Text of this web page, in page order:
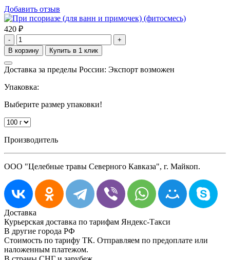
Добавить отзыв
420 ₽
- +
Доставка за пределы России: Экспорт возможен
Упаковка:
Выберите размер упаковки!
Производитель
ООО "Целебные травы Северного Кавказа", г. Майкоп.
Доставка
Курьерская доставка по тарифам Яндекс-Такси
В другие города РФ
Стоимость по тарифу ТК. Отправляем по предоплате или
наложенным платежом.